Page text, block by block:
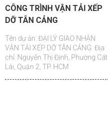
CÔNG TRÌNH VẬN TẢI XẾP
DỠ TÂN CẢNG
Tên dự án: ĐẠI LÝ GIAO NHẬN
VẬN TẢI XẾP DỠ TÂN CẢNG. Địa
chỉ: Nguyễn Thị Định, Phường Cát
Lái, Quận 2, TP. HCM